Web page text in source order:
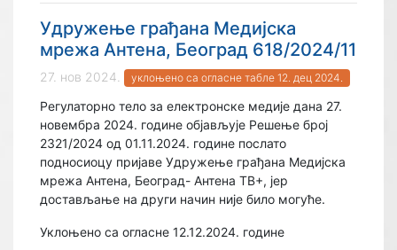
Удружење грађана Медијска
мрежа Антена, Београд 618/2024/11
27. нов 2024. уклоњено са огласне табле 12. дец 2024.
Регулаторно тело за електронске медије дана 27.
новембра 2024. године објављује Решење број
2321/2024 од 01.11.2024. године послато
подносиоцу пријаве Удружење грађана Медијска
мрежа Антена, Београд- Антена ТВ+, јер
достављање на други начин није било могуће.
Уклоњено са огласне 12.12.2024. године